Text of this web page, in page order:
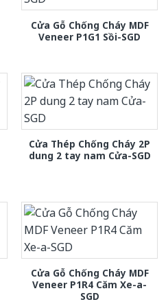
Cửa Gỗ Chống Cháy MDF
Veneer P1G1 Sồi-SGD
Cửa Thép Chống Cháy 2P
dung 2 tay nam Cửa-SGD
Cửa Gỗ Chống Cháy MDF
Veneer P1R4 Căm Xe-a-
SGD